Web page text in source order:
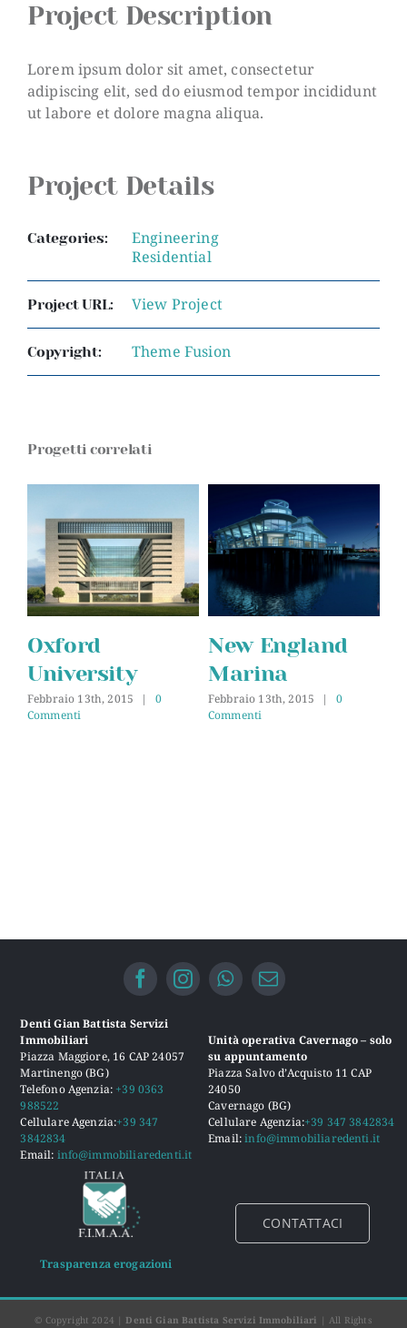
Project Description
Lorem ipsum dolor sit amet, consectetur
adipiscing elit, sed do eiusmod tempor incididunt
ut labore et dolore magna aliqua.
Project Details
Categories:
Engineering
Residential
Project URL: View Project
Copyright: Theme Fusion
Progetti correlati
Oxford
University
Febbraio 13th, 2015 |
0
Commenti
New England
Marina
Febbraio 13th, 2015 |
0
Commenti
Denti Gian Battista Servizi
Immobiliari
Piazza Maggiore, 16 CAP 24057
Martinengo (BG)
Telefono Agenzia: +39 0363
988522
Cellulare Agenzia:+39 347
3842834
Email: info@immobiliaredenti.it
Unità operativa Cavernago – solo
su appuntamento
Piazza Salvo d’Acquisto 11 CAP
24050
Cavernago (BG)
Cellulare Agenzia:+39 347 3842834
Email:info@immobiliaredenti.it
Trasparenza erogazioni
CONTATTACI
© Copyright 2024 | Denti Gian Battista Servizi Immobiliari | All Rights